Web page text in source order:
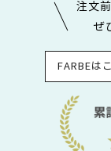
注文
ぜ
FARBEは